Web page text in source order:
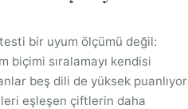
bir uyum ölçümü değil:
biçimi sıralamayı kendisi
beş dili de yüksek puanlıyor
eşleşen çiftlerin daha